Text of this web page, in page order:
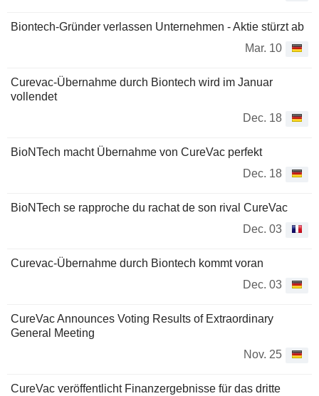
Biontech-Gründer verlassen Unternehmen - Aktie stürzt ab
Mar. 10
Curevac-Übernahme durch Biontech wird im Januar
vollendet
Dec. 18
BioNTech macht Übernahme von CureVac perfekt
Dec. 18
BioNTech se rapproche du rachat de son rival CureVac
Dec. 03
Curevac-Übernahme durch Biontech kommt voran
Dec. 03
CureVac Announces Voting Results of Extraordinary
General Meeting
Nov. 25
CureVac veröffentlicht Finanzergebnisse für das dritte